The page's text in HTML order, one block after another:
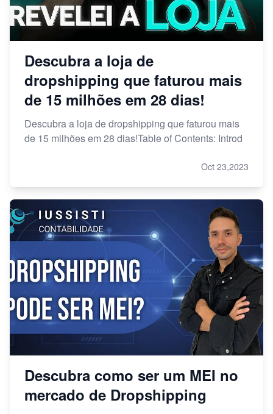
Descubra a loja de
dropshipping que faturou mais
de 15 milhões em 28 dias!
Descubra a loja de dropshipping que faturou mais
de 15 milhões em 28 dias!Table of Contents: Introd
Oct 23,2023
Descubra como ser um MEI no
mercado de Dropshipping